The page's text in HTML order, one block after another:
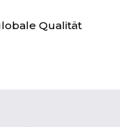
Qualität